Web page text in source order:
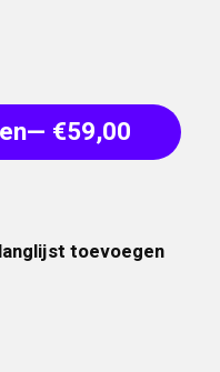
— €59,00
toevoegen